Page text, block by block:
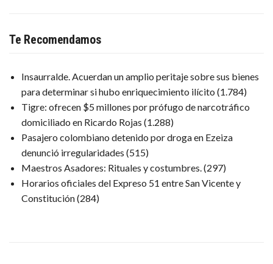
Te Recomendamos
Insaurralde. Acuerdan un amplio peritaje sobre sus bienes
para determinar si hubo enriquecimiento ilícito (1.784)
Tigre: ofrecen $5 millones por prófugo de narcotráfico
domiciliado en Ricardo Rojas (1.288)
Pasajero colombiano detenido por droga en Ezeiza
denunció irregularidades (515)
Maestros Asadores: Rituales y costumbres.(297)
Horarios oficiales del Expreso 51 entre San Vicente y
Constitución(284)